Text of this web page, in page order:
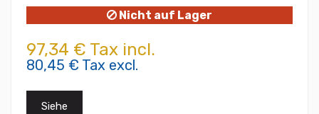
Nicht auf Lager
97,34 € Tax incl.
80,45 € Tax excl.
Siehe